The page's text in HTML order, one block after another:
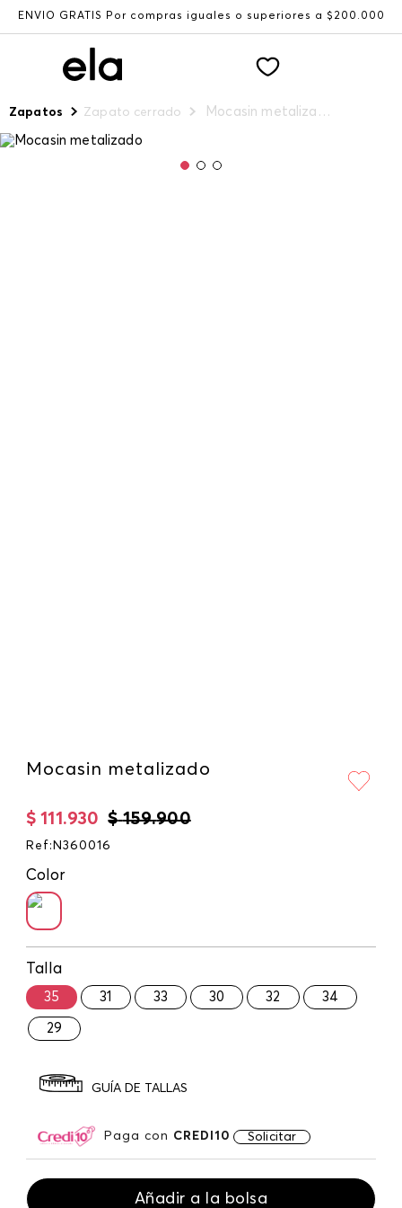
ENVÍO GRATIS Por compras iguales o superiores a $200.000
Zapatos Zapato cerrado Mocasin metalizado
Mocasin metalizado
$ 159.900
$ 111 .930
Ref : N360016
Color
Talla
35 31 33 30 32 34
29
GUÍA DE TALLAS
Paga con CREDI10 Solicitar
Añadir a la bolsa